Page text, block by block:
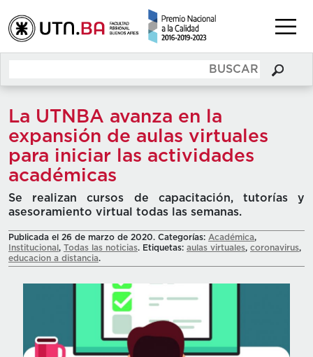
La UTNBA avanza en la
expansión de aulas virtuales
para iniciar las actividades
académicas
Se realizan cursos de capacitación, tutorías y
asesoramiento virtual todas las semanas.
Publicada el 26 de marzo de 2020. Categorías: Académica,
Institucional , Todas las noticias. Etiquetas: aulas virtuales, coronavirus,
educacion a distancia.